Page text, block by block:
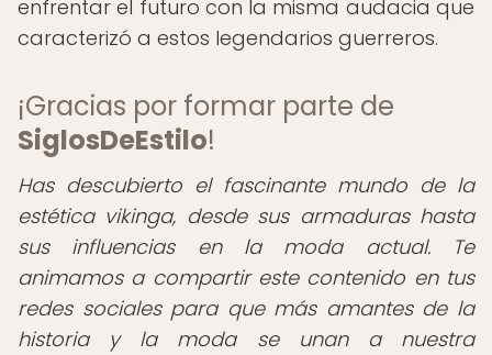
enfrentar el futuro con la misma audacia que
caracterizó a estos legendarios guerreros.
¡Gracias por formar parte de
SiglosDeEstilo!
Has descubierto el fascinante mundo de la
estética vikinga, desde sus armaduras hasta
sus influencias en la moda actual. Te
animamos a compartir este contenido en tus
redes sociales para que más amantes de la
historia y la moda se unan a nuestra